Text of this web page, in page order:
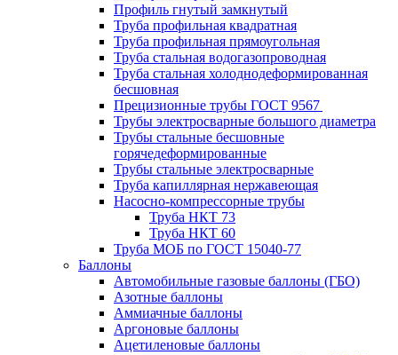
Профиль гнутый замкнутый
Труба профильная квадратная
Труба профильная прямоугольная
Труба стальная водогазопроводная
Труба стальная холоднодеформированная
бесшовная
Прецизионные трубы ГОСТ 9567
Трубы электросварные большого диаметра
Трубы стальные бесшовные
горячедеформированные
Трубы стальные электросварные
Труба капиллярная нержавеющая
Насосно-компрессорные трубы
Труба НКТ 73
Труба НКТ 60
Труба МОБ по ГОСТ 15040-77
Баллоны
Автомобильные газовые баллоны (ГБО)
Азотные баллоны
Аммиачные баллоны
Аргоновые баллоны
Ацетиленовые баллоны